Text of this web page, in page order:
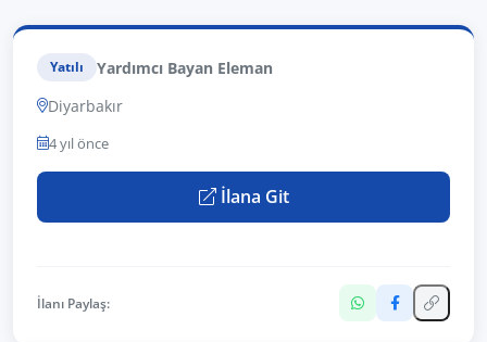
Yatılı
Yardımcı Bayan Eleman
Diyarbakır
4 yıl önce
İlana Git
İlanı Paylaş: